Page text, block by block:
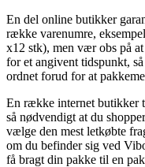
En del online butikker
række varenumre,
x12 stk), men vær obs på
for et angivent tidspunkt,
ordnet forud for at
En række internet butikker
så nødvendigt at du
vælge den mest letkøbte
om du befinder sig ved
få bragt din pakke til en